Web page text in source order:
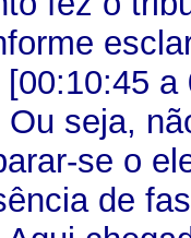
[00:10:45 a
Ou seja,
se o
de